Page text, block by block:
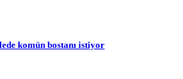
komün bostanı istiyor